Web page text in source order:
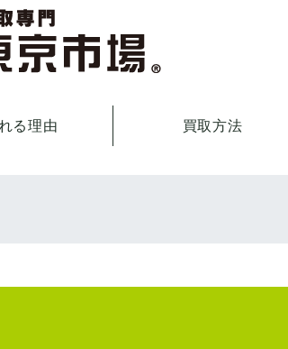
る理由 買取方法